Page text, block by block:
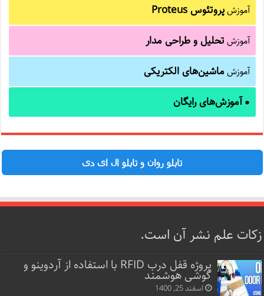
آموزشپروتئوس Proteus
آموزشتحلیل و طراحی مدار
آموزشماشین‌های الکتریکی
●آموزش‌های رایگان
تابلو روان و تابلو ال ای دی
زکات علم نشر آن است.
پروژه قفل‌ درب RFID با استفاده از آردوینو و
گوشی هوشمند
اسفند 25, 1400